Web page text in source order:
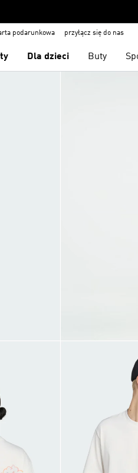
podarunkowa przyłącz się do nas
Dla dzieci Buty